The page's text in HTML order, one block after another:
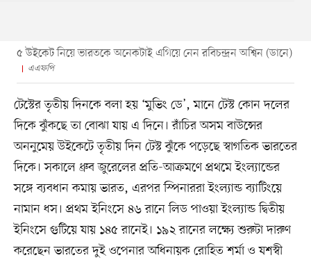
৫ উইকেট নিয়ে ভারতকে অনেকটাই এগিয়ে নেন রবিচন্দ্রন অশ্বিন (ডানে)
এএফপি
টেস্টের তৃতীয় দিনকে বলা হয় ‘মুভিং ডে’, মানে টেস্ট কোন দলের
দিকে ঝুঁকছে তা বোঝা যায় এ দিনে। রাঁচির অসম বাউন্সের
অননুমেয় উইকেটে তৃতীয় দিন টেস্ট ঝুঁকে পড়েছে স্বাগতিক ভারতের
দিকে। সকালে ধ্রুব জুরেলের প্রতি-আক্রমণে প্রথমে ইংল্যান্ডের
সঙ্গে ব্যবধান কমায় ভারত, এরপর স্পিনাররা ইংল্যান্ড ব্যাটিংয়ে
নামান ধস। প্রথম ইনিংসে ৪৬ রানে লিড পাওয়া ইংল্যান্ড দ্বিতীয়
ইনিংসে গুটিয়ে যায় ১৪৫ রানেই। ১৯২ রানের লক্ষ্যে শুরুটা দারুণ
করেছেন ভারতের দুই ওপেনার অধিনায়ক রোহিত শর্মা ও যশস্বী